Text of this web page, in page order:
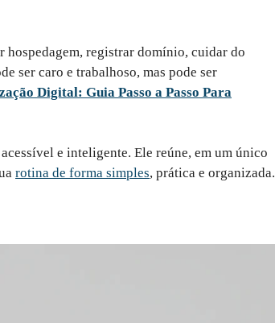
hospedagem, registrar domínio, cuidar do
ser caro e trabalhoso, mas pode ser
Digital: Guia Passo a Passo Para
e inteligente. Ele reúne, em um único
rotina de forma simples, prática e organizada.